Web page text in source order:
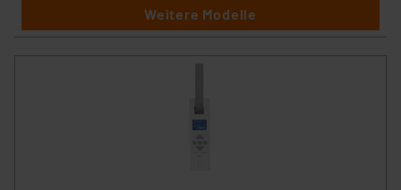
Weitere Modelle